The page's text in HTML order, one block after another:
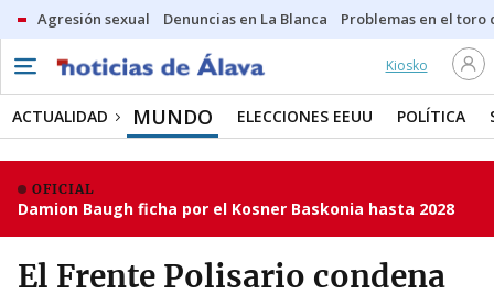
Agresión sexual Denuncias en La Blanca Problemas en el toro
Kiosko
ACTUALIDAD MUNDO ELECCIONES EEUU POLÍTICA
OFICIAL
Damion Baugh ficha por el Kosner Baskonia hasta 2028
El Frente Polisario condena